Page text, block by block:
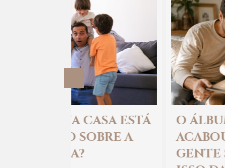
O ÁLBUM DE FAMÍLIA
ACABOU. E TALVEZ A
GENTE SÓ PERCEBA
Previous